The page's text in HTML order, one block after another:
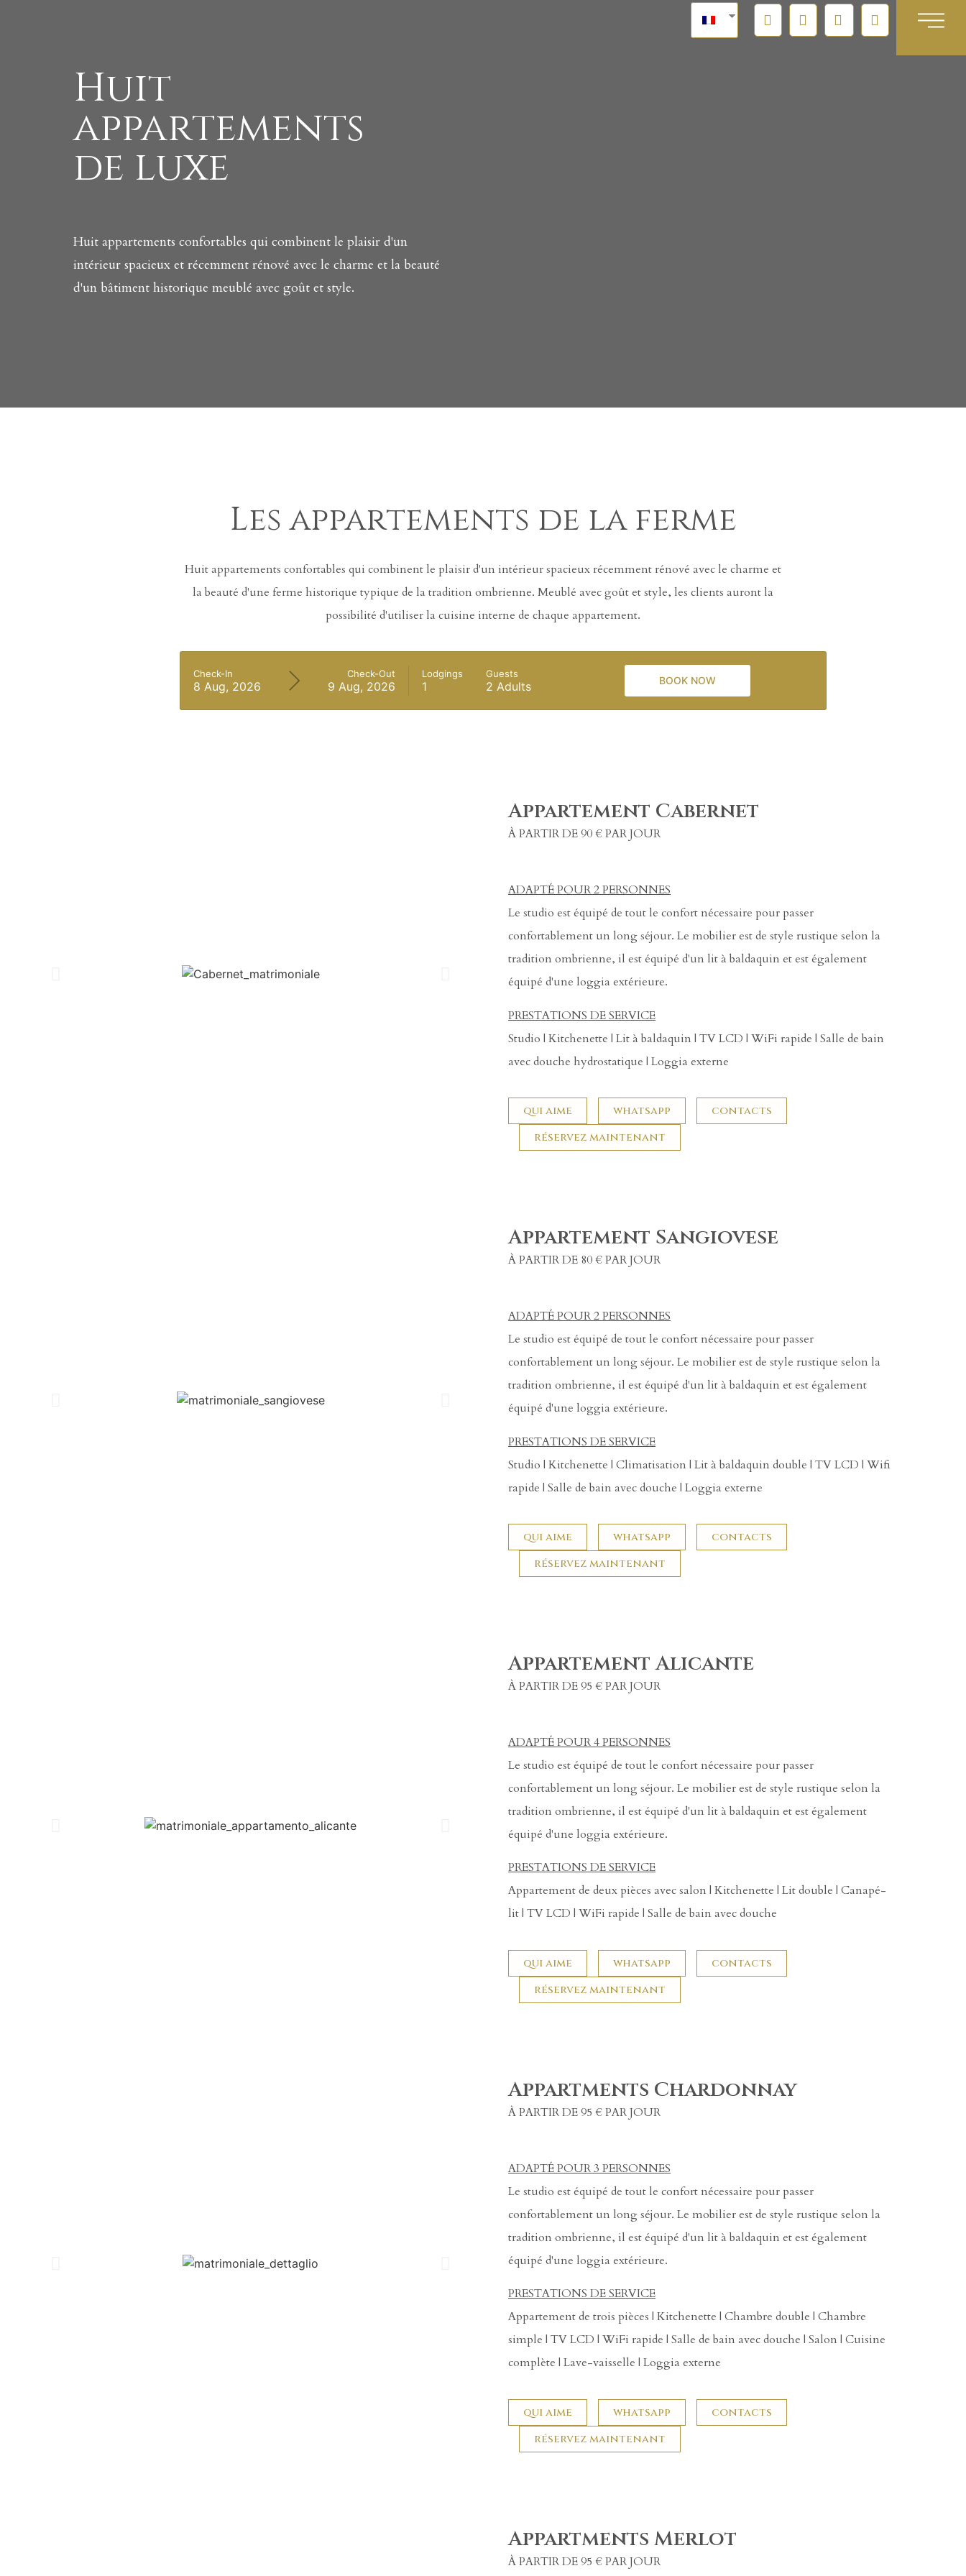
Huit
appartements
de luxe
Huit appartements confortables qui combinent le plaisir d'un
intérieur spacieux et récemment rénové avec le charme et la beauté
d'un bâtiment historique meublé avec goût et style.
Les appartements de la ferme
Huit appartements confortables qui combinent le plaisir d'un intérieur spacieux récemment rénové avec le charme et
la beauté d'une ferme historique typique de la tradition ombrienne. Meublé avec goût et style, les clients auront la
possibilité d'utiliser la cuisine interne de chaque appartement.
Check-In
8 Aug, 2026
Check-Out
9 Aug, 2026
Lodgings
1
Guests
2 Adults
Appartement Cabernet
À PARTIR DE 90 € PAR JOUR
ADAPTÉ POUR 2 PERSONNES
Le studio est équipé de tout le confort nécessaire pour passer
confortablement un long séjour. Le mobilier est de style rustique selon la
tradition ombrienne, il est équipé d'un lit à baldaquin et est également
équipé d'une loggia extérieure.
PRESTATIONS DE SERVICE
Studio | Kitchenette | Lit à baldaquin | TV LCD | WiFi rapide | Salle de bain
avec douche hydrostatique | Loggia externe
qui aime whatsapp
contacts
réservez maintenant
Appartement Sangiovese
À PARTIR DE 80 € PAR JOUR
ADAPTÉ POUR 2 PERSONNES
Le studio est équipé de tout le confort nécessaire pour passer
confortablement un long séjour. Le mobilier est de style rustique selon la
tradition ombrienne, il est équipé d'un lit à baldaquin et est également
équipé d'une loggia extérieure.
PRESTATIONS DE SERVICE
Studio | Kitchenette | Climatisation | Lit à baldaquin double | TV LCD | Wifi
rapide | Salle de bain avec douche | Loggia externe
qui aime whatsapp
contacts
réservez maintenant
Appartement Alicante
À PARTIR DE 95 € PAR JOUR
ADAPTÉ POUR 4 PERSONNES
Le studio est équipé de tout le confort nécessaire pour passer
confortablement un long séjour. Le mobilier est de style rustique selon la
tradition ombrienne, il est équipé d'un lit à baldaquin et est également
équipé d'une loggia extérieure.
PRESTATIONS DE SERVICE
Appartement de deux pièces avec salon | Kitchenette | Lit double | Canapé-
lit | TV LCD | WiFi rapide | Salle de bain avec douche
qui aime whatsapp
contacts
réservez maintenant
Appartments Chardonnay
À PARTIR DE 95 € PAR JOUR
ADAPTÉ POUR 3 PERSONNES
Le studio est équipé de tout le confort nécessaire pour passer
confortablement un long séjour. Le mobilier est de style rustique selon la
tradition ombrienne, il est équipé d'un lit à baldaquin et est également
équipé d'une loggia extérieure.
PRESTATIONS DE SERVICE
Appartement de trois pièces | Kitchenette | Chambre double | Chambre
simple | TV LCD | WiFi rapide | Salle de bain avec douche | Salon | Cuisine
complète | Lave-vaisselle | Loggia externe
qui aime whatsapp
contacts
réservez maintenant
Appartments Merlot
À PARTIR DE 95 € PAR JOUR